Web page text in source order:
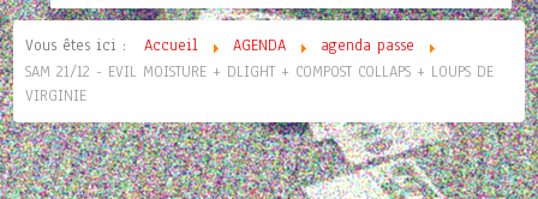
Vous êtes ici : Accueil AGENDA
agenda passe
SAM 21/12 - EVIL MOISTURE + DLIGHT + COMPOST COLLAPS + LOUPS DE
VIRGINIE